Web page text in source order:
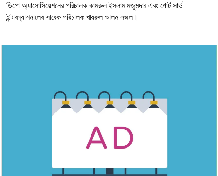
ডিপো অ্যাসোসিয়েশনের পরিচালক কামরুল ইসলাম মজুমদার এবং পোর্ট সার্ভ
ইন্টারন্যাশনালের সাবেক পরিচালক খায়রুল আলম সজল।